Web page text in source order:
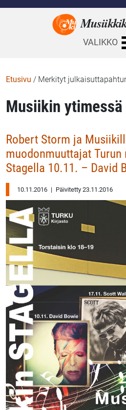
VALIKKO
Etusivu / Merkityt
Musiikin ytimessä
Robert Storm ja
muodonmuuttajat
Stagella 10.11. – David
10.11.2016 | Päivitetty 23.11.2016